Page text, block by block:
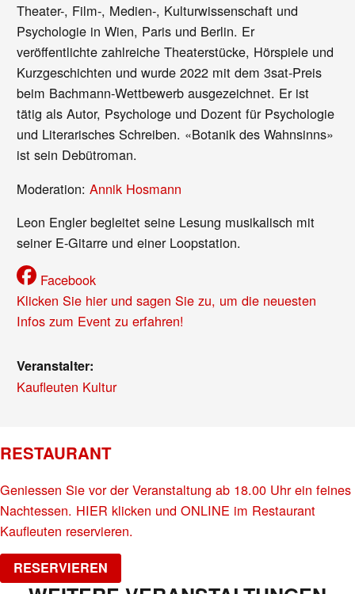
Theater-, Film-, Medien-, Kulturwissenschaft und
Psychologie in Wien, Paris und Berlin. Er
veröffentlichte zahlreiche Theaterstücke, Hörspiele und
Kurzgeschichten und wurde 2022 mit dem 3sat-Preis
beim Bachmann-Wettbewerb ausgezeichnet. Er ist
tätig als Autor, Psychologe und Dozent für Psychologie
und Literarisches Schreiben. «Botanik des Wahnsinns»
ist sein Debütroman.
Moderation:Annik Hosmann
Leon Engler begleitet seine Lesung musikalisch mit
seiner E-Gitarre und einer Loopstation.
Facebook
Klicken Sie hier und sagen Sie zu, um die neuesten
Infos zum Event zu erfahren!
Veranstalter:
Kaufleuten Kultur
RESTAURANT
Geniessen Sie vor der Veranstaltung ab 18.00 Uhr ein feines
Nachtessen. HIER klicken und ONLINE im Restaurant
Kaufleuten reservieren.
RESERVIEREN